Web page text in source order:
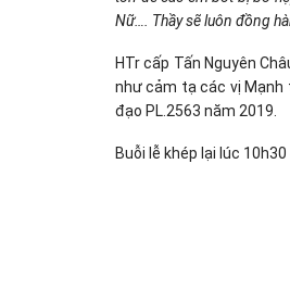
Nữ…. Thầy sẽ luôn đồng
HTr cấp Tấn Nguyên
như cảm tạ các vị Mạnh
đạo PL.2563 năm 2019.
Buỗi lễ khép lại lúc